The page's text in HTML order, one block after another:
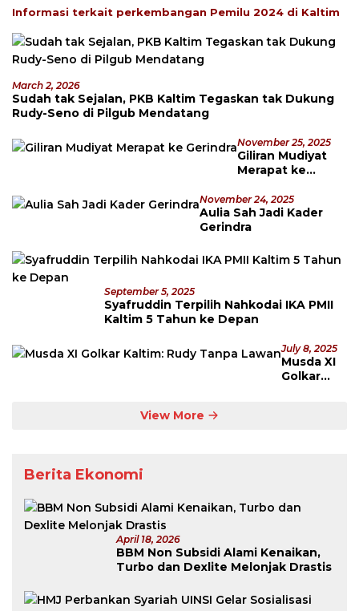
Informasi terkait perkembangan Pemilu 2024 di Kaltim
March 2, 2026
Sudah tak Sejalan, PKB Kaltim Tegaskan tak Dukung
Rudy-Seno di Pilgub Mendatang
November 25, 2025
Giliran Mudiyat
Merapat ke
November 24, 2025
Aulia Sah Jadi Kader
Gerindra
September 5, 2025
Syafruddin Terpilih Nahkodai IKA PMII
Kaltim 5 Tahun ke Depan
July 8, 2025
Musda XI
Golkar
View More
Berita Ekonomi
April 18, 2026
BBM Non Subsidi Alami Kenaikan,
Turbo dan Dexlite Melonjak Drastis